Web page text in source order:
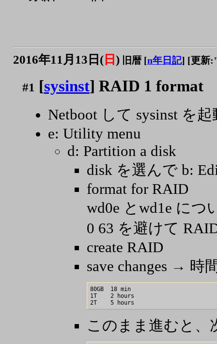
2016年11月13日( 日 ) 旧暦 [n年日記] [更新
#1 [sysinst] RAID 1 format
Netboot して sysinst を起
e: Utility menu
d: Partition a disk
disk を選んで b:
format for RAID
wd0e とwd1e につ
0 63 を避けて
create RAID
save changes → 時
80GB  18 min
1T    2 hours
このまま進むと、